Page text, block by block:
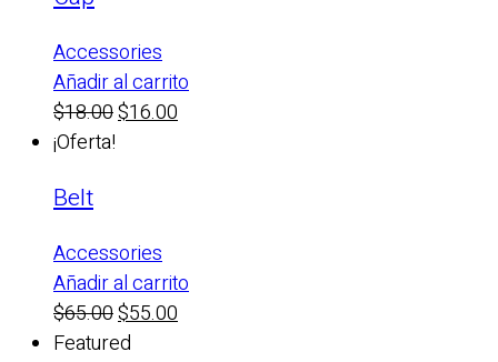
Accessories
Añadir al carrito
$18.00El
$16.00
¡Oferta!
Belt
Accessories
Añadir al carrito
$65.00El
precio
$55.00
Featured